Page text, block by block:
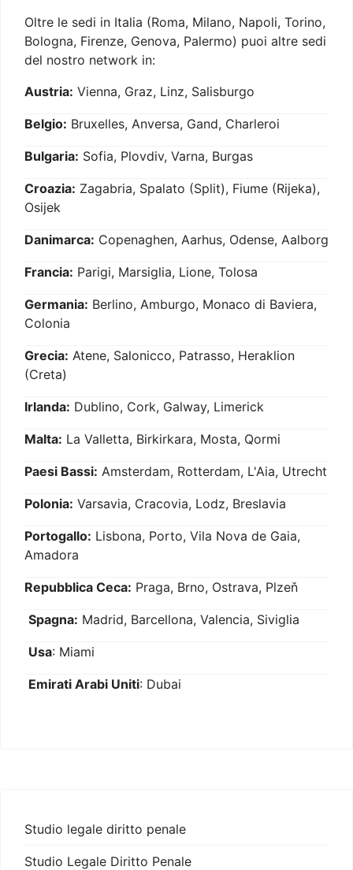
Oltre le sedi in Italia (Roma, Milano, Napoli, Torino,
Bologna, Firenze, Genova, Palermo) puoi altre sedi
del nostro network in:
Austria: Vienna, Graz, Linz, Salisburgo
Belgio: Bruxelles, Anversa, Gand, Charleroi
Bulgaria: Sofia, Plovdiv, Varna, Burgas
Croazia: Zagabria, Spalato (Split), Fiume (Rijeka),
Osijek
Danimarca: Copenaghen, Aarhus, Odense, Aalborg
Francia: Parigi, Marsiglia, Lione, Tolosa
Germania: Berlino, Amburgo, Monaco di Baviera,
Colonia
Grecia: Atene, Salonicco, Patrasso, Heraklion
(Creta)
Irlanda: Dublino, Cork, Galway, Limerick
Malta: La Valletta, Birkirkara, Mosta, Qormi
Paesi Bassi: Amsterdam, Rotterdam, L'Aia, Utrecht
Polonia: Varsavia, Cracovia, Lodz, Breslavia
Portogallo: Lisbona, Porto, Vila Nova de Gaia,
Amadora
Repubblica Ceca: Praga, Brno, Ostrava, Plzeň
Spagna: Madrid, Barcellona, Valencia, Siviglia
Usa: Miami
Emirati Arabi Uniti: Dubai
Studio legale diritto penale
Studio Legale Diritto Penale